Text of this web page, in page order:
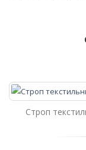
Строп